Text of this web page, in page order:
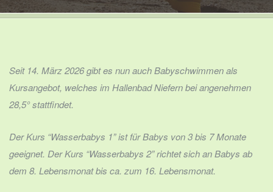
Seit 14. März 2026 gibt es nun auch Babyschwimmen als
Kursangebot, welches im Hallenbad Niefern bei angenehmen
28,5° stattfindet.
Der Kurs “Wasserbabys 1” ist für Babys von 3 bis 7 Monate
geeignet. Der Kurs “Wasserbabys 2” richtet sich an Babys ab
dem 8. Lebensmonat bis ca. zum 16. Lebensmonat.